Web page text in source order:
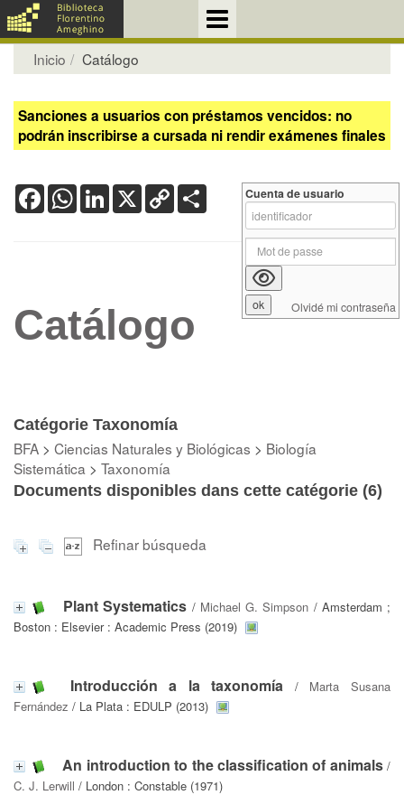
Inicio Catálogo
Sanciones a usuarios con préstamos vencidos: no
podrán inscribirse a cursada ni rendir exámenes finales
FacebookWhatsApp
LinkedIn
X Copy
Link
Catálogo
Catégorie Taxonomía
BFA > Ciencias Naturales y Biológicas > Biología
Sistemática > Taxonomía
Documents disponibles dans cette catégorie (6)
Refinar búsqueda
Plant Systematics / Michael G. Simpson / Amsterdam ;
Boston : Elsevier : Academic Press (2019)
Introducción a la taxonomía / Marta Susana
Fernández / La Plata : EDULP (2013)
An introduction to the classification of animals/
C. J. Lerwill / London : Constable (1971)
Cuenta de usuario
Olvidé mi contraseña